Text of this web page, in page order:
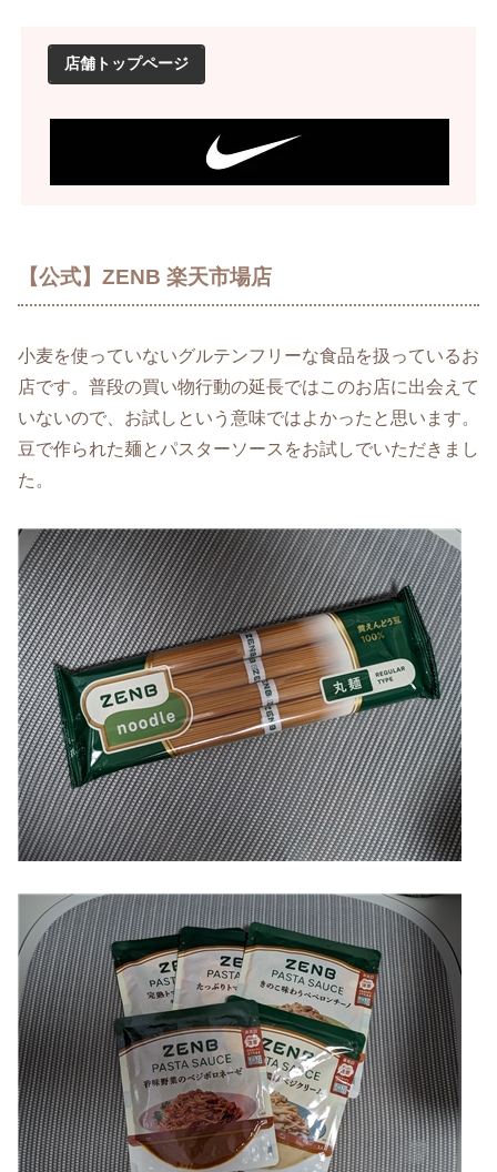
店舗トップページ
【公式】ZENB 楽天市場店
小麦を使っていないグルテンフリーな食品を扱っているお
店です。普段の買い物行動の延長ではこのお店に出会えて
いないので、お試しという意味ではよかったと思います。
豆で作られた麺とパスターソースをお試しでいただきまし
た。